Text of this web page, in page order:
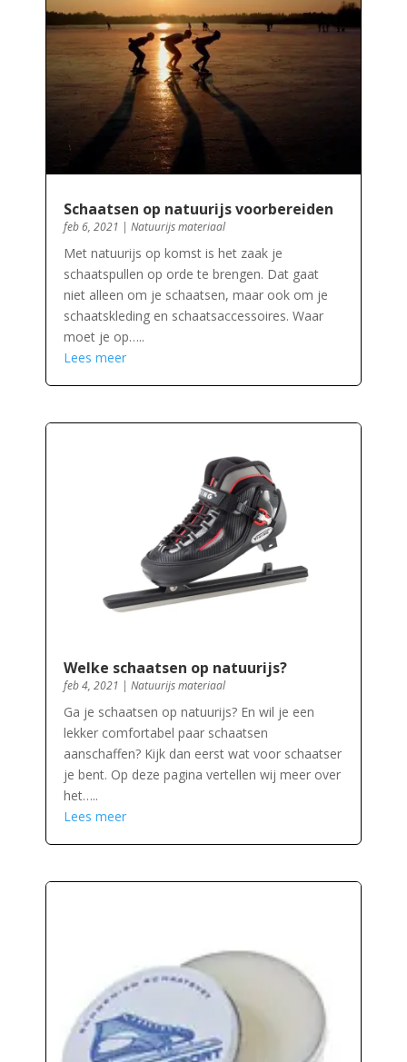
Schaatsen op natuurijs voorbereiden
feb 6, 2021 | Natuurijs materiaal
Met natuurijs op komst is het zaak je
schaatspullen op orde te brengen. Dat gaat
niet alleen om je schaatsen, maar ook om je
schaatskleding en schaatsaccessoires. Waar
moet je op…..
Lees meer
Welke schaatsen op natuurijs?
feb 4, 2021 | Natuurijs materiaal
Ga je schaatsen op natuurijs? En wil je een
lekker comfortabel paar schaatsen
aanschaffen? Kijk dan eerst wat voor schaatser
je bent. Op deze pagina vertellen wij meer over
het…..
Lees meer